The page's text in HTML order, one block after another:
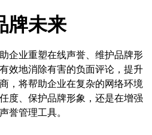
牌未来
企业重塑在线声誉、维护品牌形
效地消除有害的负面评论，提升
，将帮助企业在复杂的网络环境
度、保护品牌形象，还是在增强
誉管理工具。